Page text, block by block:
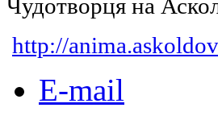
Чудотворця на
http://
E-mail